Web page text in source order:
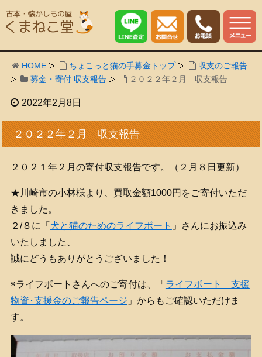
HOME ちょこっと猫の手募金トップ
収支のご報告
募金・寄付 収支報告
２０２２年２月 収支報告
2022年2月8日
２０２２年２月 収支報告
２０２１年２月の寄付収支報告です。（２月８日更新）
★川崎市の小林様より、買取金額1000円をご寄付いただ
きました。
２/８に「 犬と猫のためのライフボート 」さんにお振込み
いたしました、
誠にどうもありがとうございました！
※ライフボートさんへのご寄付は、「 ライフボート 支援
物資･支援金のご報告ページ 」からもご確認いただけま
す。